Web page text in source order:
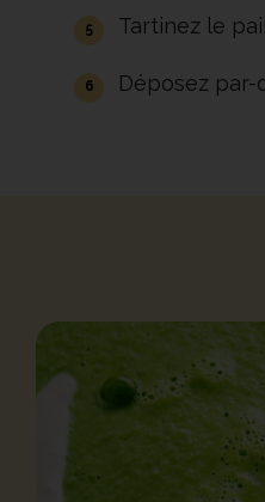
Tartinez le
Déposez par-